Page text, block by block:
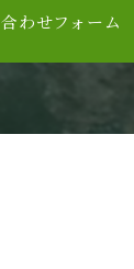
わせフォーム